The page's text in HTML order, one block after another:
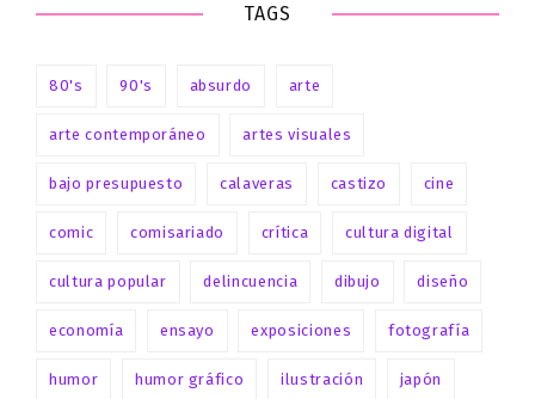
TAGS
80's 90's absurdo arte
arte contemporáneo artes visuales
bajo presupuesto calaveras castizo cine
comic comisariado crítica cultura digital
cultura popular delincuencia dibujo diseño
economía ensayo exposiciones fotografía
humor humor gráfico ilustración japón